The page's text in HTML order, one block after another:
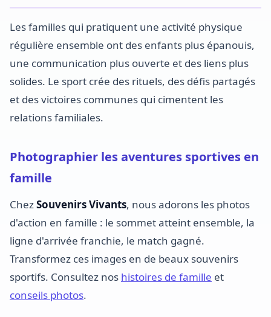
Les familles qui pratiquent une activité physique
régulière ensemble ont des enfants plus épanouis,
une communication plus ouverte et des liens plus
solides. Le sport crée des rituels, des défis partagés
et des victoires communes qui cimentent les
relations familiales.
Photographier les aventures sportives en
famille
ChezSouvenirs Vivants, nous adorons les photos
d'action en famille : le sommet atteint ensemble, la
ligne d'arrivée franchie, le match gagné.
Transformez ces images en de beaux souvenirs
sportifs. Consultez nos histoires de famille et
conseils photos.